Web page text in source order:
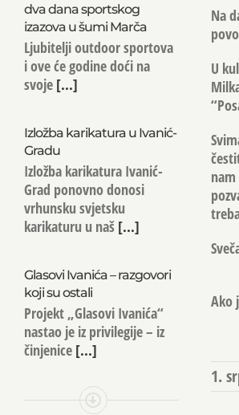
Na
U
Ako
1.
dva dana sportskog
izazova u šumi Marča
Ljubitelji outdoor sportova
i ove će godine doći na
svoje[...]
Izložba karikatura u Ivanić-
Gradu
Izložba karikatura Ivanić-
Grad ponovno donosi
vrhunsku svjetsku
karikaturu u naš[...]
Glasovi Ivanića – razgovori
koji su ostali
Projekt „Glasovi Ivanića“
nastao je iz privilegije – iz
činjenice[...]